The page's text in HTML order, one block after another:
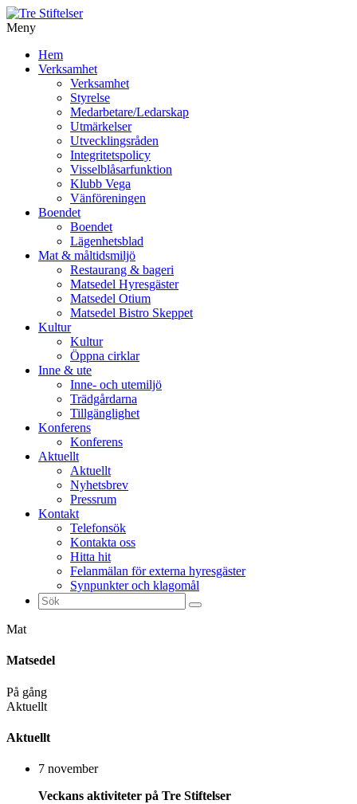
Meny
vidare
Hem
Verksamhet
Verksamhet
Styrelse
Medarbetare/Ledarskap
Utmärkelser
Utvecklingsråden
Integritetspolicy
Visselblåsarfunktion
Klubb Vega
Vänföreningen
Boendet
Boendet
Lägenhetsblad
Mat & måltidsmiljö
Restaurang & bageri
Matsedel Hyresgäster
Matsedel Otium
Matsedel Bistro Skeppet
Kultur
Kultur
Öppna cirklar
Inne & ute
Inne- och utemiljö
Trädgårdarna
Tillgänglighet
Konferens
Konferens
Aktuellt
Aktuellt
Nyhetsbrev
Pressrum
Kontakt
Telefonsök
Kontakta oss
Hitta hit
Felanmälan för externa hyresgäster
Synpunkter och klagomål
Sök
efter:
Mat
Matsedel
På gång
Aktuellt
Aktuellt
7 november
Veckans aktiviteter på Tre Stiftelser